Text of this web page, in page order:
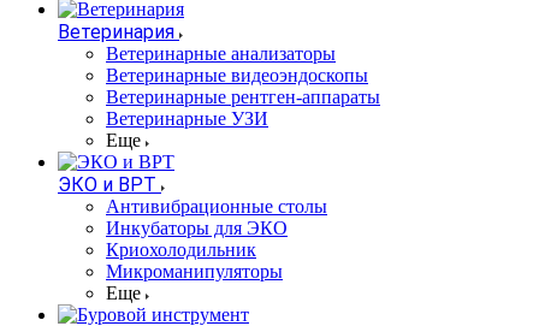
Ветеринария
Ветеринарные анализаторы
Ветеринарные видеоэндоскопы
Ветеринарные рентген-аппараты
Ветеринарные УЗИ
Еще
ЭКО и ВРТ
Антивибрационные столы
Инкубаторы для ЭКО
Криохолодильник
Микроманипуляторы
Еще